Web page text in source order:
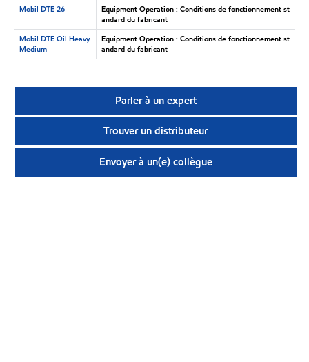
Mobil DTE 26
Equipment Operation : Conditions de fonctionnement st
andard du fabricant
Mobil DTE Oil Heavy
Medium
Equipment Operation : Conditions de fonctionnement st
andard du fabricant
Parler à un expert
Trouver un distributeur
Envoyer à un(e) collègue